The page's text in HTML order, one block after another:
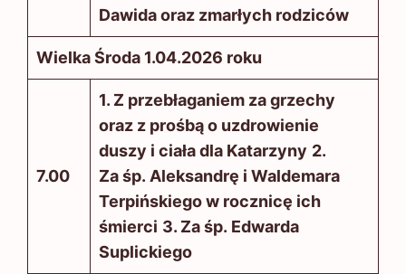
Dawida oraz zmarłych rodziców
Wielka Środa 1.04.2026 roku
7.00
1. Z przebłaganiem za grzechy
oraz z prośbą o uzdrowienie
duszy i ciała dla Katarzyny 2.
Za śp. Aleksandrę i Waldemara
Terpińskiego w rocznicę ich
śmierci 3. Za śp. Edwarda
Suplickiego